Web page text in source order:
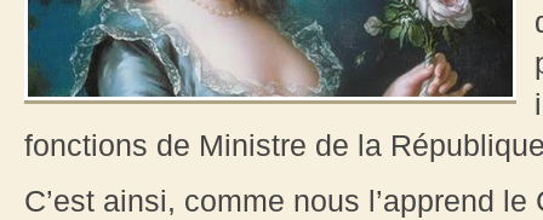
fonctions de Ministre de la
C’est ainsi, comme nous l’apprend